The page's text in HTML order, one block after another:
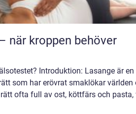
när kroppen behöver
Introduktion: Lasange är en
som har erövrat smaklökar världen
ofta full av ost, köttfärs och pasta,